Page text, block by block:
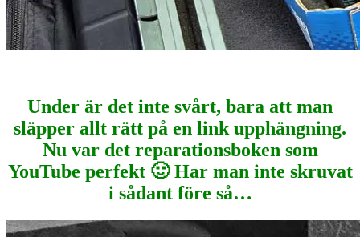
Under är det inte svårt, bara att man
släpper allt rätt på en link upphängning.
Nu var det reparationsboken som
YouTube perfekt 🙂 Har man inte skruvat
i sådant före så…